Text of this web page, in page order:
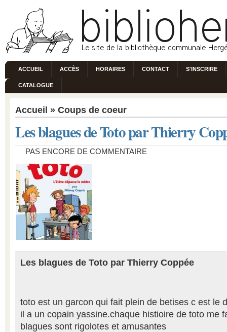
ACCUEIL ACCÈS HORAIRES CONTACT S'INSCRIRE
CATALOGUE
Accueil » Coups de coeur
Les blagues de Toto par Thierry
PAS ENCORE DE COMMENTAIRE
Les blagues de Toto par Thierry Coppée
toto est un garcon qui fait plein de betises c est le
il a un copain yassine.chaque histioire de toto me
blagues sont rigolotes et amusantes